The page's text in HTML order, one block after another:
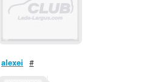
alexei #